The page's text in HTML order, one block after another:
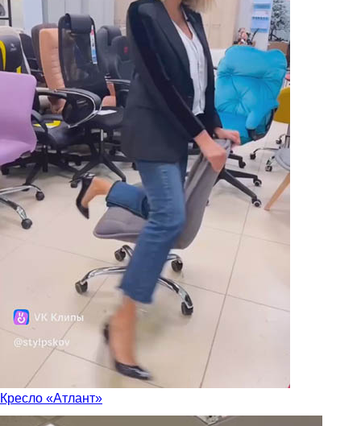
Кресло «Атлант»